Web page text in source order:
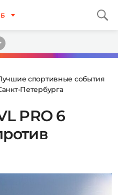
спортивные события
Петербурга
PRO 6